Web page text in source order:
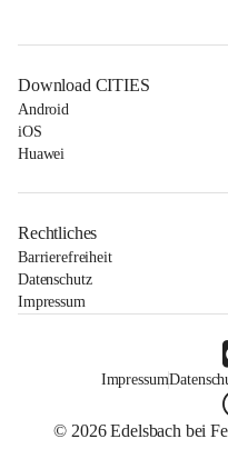
Download CITIES
Android
iOS
Huawei
Rechtliches
Barrierefreiheit
Datenschutz
Impressum
Impressum
© 2026 Edelsbach bei